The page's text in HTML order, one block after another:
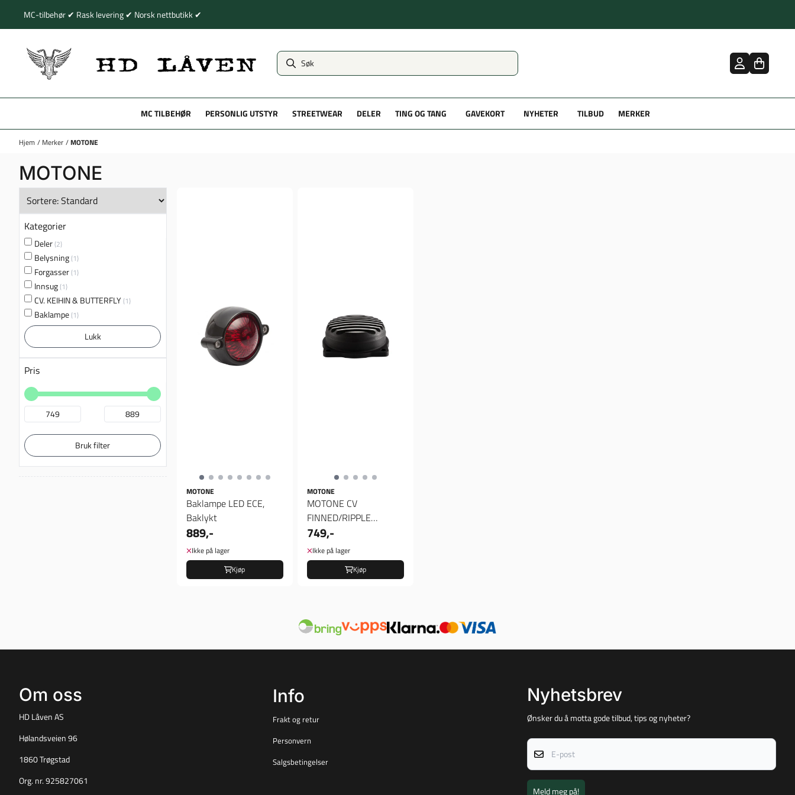
Hopp til innhold
MC-tilbehør ✔ Rask levering ✔ Norsk nettbutikk ✔
MC TILBEHØR PERSONLIG UTSTYR STREETWEAR DELER TING OG TANG GAVEKORT NYHETER TILBUD MERKER
Hjem / Merker /MOTONE
MOTONE
Kategorier
Deler(2)
Belysning(1)
Forgasser(1)
Innsug(1)
CV. KEIHIN & BUTTERFLY(1)
Baklampe(1)
Lukk
Pris
Bruk filter
MOTONE
Baklampe LED ECE,
Baklykt
889,-
Ikke på lager
Kjøp
MOTONE
MOTONE CV
FINNED/RIPPLE
CARBURETOR TOP
COVER
749,-
Ikke på lager
Kjøp
Om oss
HD Låven AS
Hølandsveien 96
1860 Trøgstad
Org. nr. 925827061
Info
Frakt og retur
Personvern
Salgsbetingelser
Nyhetsbrev
Ønsker du å motta gode tilbud, tips og nyheter?
E-post
Meld meg på!